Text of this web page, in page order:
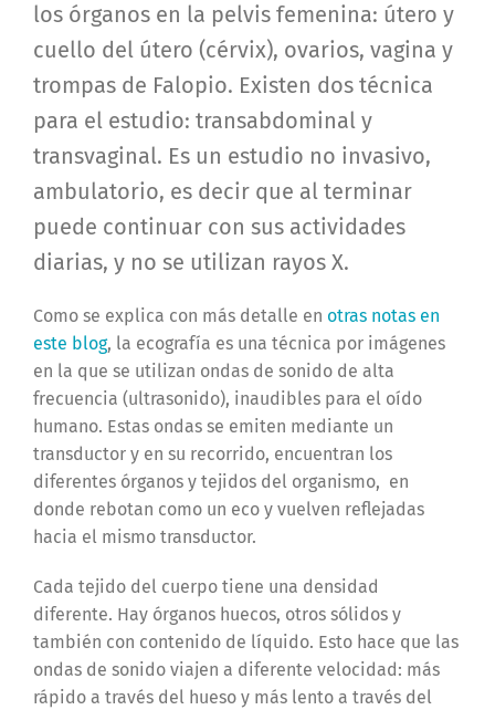
los órganos en la pelvis femenina: útero y
cuello del útero (cérvix), ovarios, vagina y
trompas de Falopio. Existen dos técnica
para el estudio: transabdominal y
transvaginal. Es un estudio no invasivo,
ambulatorio, es decir que al terminar
puede continuar con sus actividades
diarias, y no se utilizan rayos X.
Como se explica con más detalle en otras notas en
este blog, la ecografía es una técnica por imágenes
en la que se utilizan ondas de sonido de alta
frecuencia (ultrasonido), inaudibles para el oído
humano. Estas ondas se emiten mediante un
transductor y en su recorrido, encuentran los
diferentes órganos y tejidos del organismo, en
donde rebotan como un eco y vuelven reflejadas
hacia el mismo transductor.
Cada tejido del cuerpo tiene una densidad
diferente. Hay órganos huecos, otros sólidos y
también con contenido de líquido. Esto hace que las
ondas de sonido viajen a diferente velocidad: más
rápido a través del hueso y más lento a través del